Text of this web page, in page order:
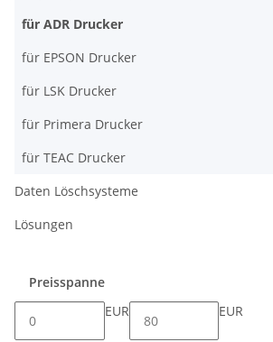
für ADR Drucker
für EPSON Drucker
für LSK Drucker
für Primera Drucker
für TEAC Drucker
Daten Löschsysteme
Lösungen
Preisspanne
EUR
EUR